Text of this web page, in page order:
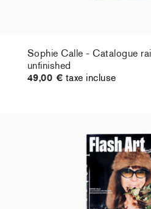
Sophie Calle - Catalogue
unfinished
49,00 € taxe incluse
Sophie Calle - Flash Art
taxe incluse